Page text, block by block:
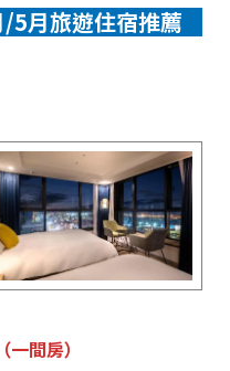
5月旅遊住宿推薦
間房）